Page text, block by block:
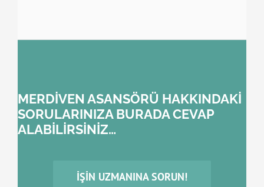
MERDİVEN ASANSÖRÜ HAKKINDAKİ
SORULARINIZA BURADA CEVAP
ALABİLİRSİNİZ…
İŞIN UZMANINA SORUN!